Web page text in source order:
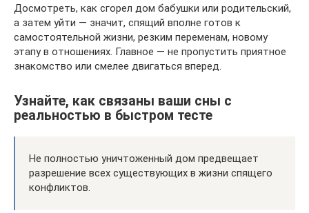
Досмотреть, как сгорел дом бабушки или родительский,
а затем уйти — значит, спящий вполне готов к
самостоятельной жизни, резким переменам, новому
этапу в отношениях. Главное — не пропустить приятное
знакомство или смелее двигаться вперед.
Узнайте, как связаны ваши сны с
реальностью в быстром тесте
Не полностью уничтоженный дом предвещает
разрешение всех существующих в жизни спящего
конфликтов.